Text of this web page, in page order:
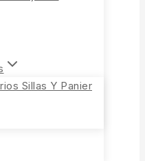
Sillas Y Panier